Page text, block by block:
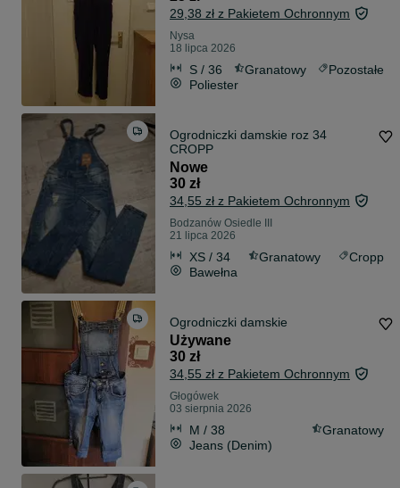
29,38 zł z Pakietem Ochronnym
Nysa
18 lipca 2026
S / 36 Granatowy
Pozostałe
Poliester
Ogrodniczki damskie roz 34
CROPP
Nowe
30 zł
34,55 zł z Pakietem Ochronnym
Bodzanów Osiedle III
21 lipca 2026
XS / 34 Granatowy
Cropp
Bawełna
Ogrodniczki damskie
Używane
30 zł
34,55 zł z Pakietem Ochronnym
Głogówek
03 sierpnia 2026
M / 38
Granatowy
Jeans (Denim)